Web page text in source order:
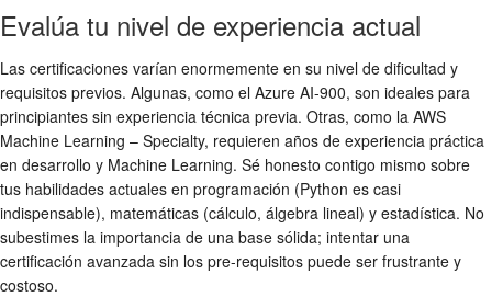
Evalúa tu nivel de experiencia actual
Las certificaciones varían enormemente en su nivel de dificultad y
requisitos previos. Algunas, como el Azure AI-900, son ideales para
principiantes sin experiencia técnica previa. Otras, como la AWS
Machine Learning – Specialty, requieren años de experiencia práctica
en desarrollo y Machine Learning. Sé honesto contigo mismo sobre
tus habilidades actuales en programación (Python es casi
indispensable), matemáticas (cálculo, álgebra lineal) y estadística. No
subestimes la importancia de una base sólida; intentar una
certificación avanzada sin los pre-requisitos puede ser frustrante y
costoso.